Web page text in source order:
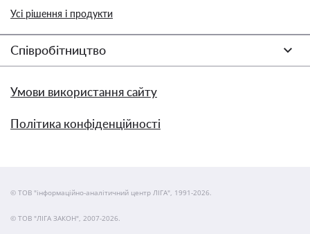
Усі рішення і продукти
Співробітництво
Умови використання сайту
Політика конфіденційності
© ТОВ "інформаційно-аналітичний центр ЛІГА", 1991-2026.
© ТОВ "ЛІГА ЗАКОН", 2007-2026.